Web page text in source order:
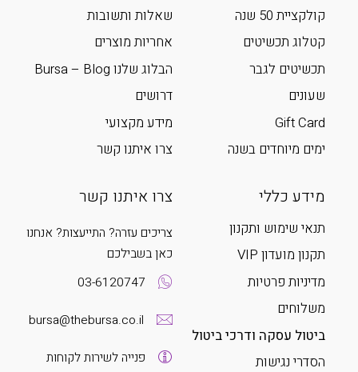
קולקציית 50 שנה
קטלוג תכשיטים
תכשיטים לגבר
שעונים
Gift Card
ימים מיוחדים בשנה
שאלות ותשובות
אחריות מוצרים
הבלוג שלנו Bursa – Blog
דרושים
מידע מקצועי
צרו איתנו קשר
מידע כללי
תנאי שימוש ותקנון
תקנון מועדון VIP
מדיניות פרטיות
משלוחים
ביטול עסקה ודרכי ביטול
הסדרי נגישות
צרו איתנו קשר
צריכים עזרה? התייעצות? אנחנו
כאן בשבילכם
03-6120747
bursa@thebursa.co.il
פנייה לשירות לקוחות